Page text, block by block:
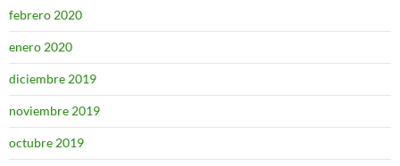
febrero 2020
enero 2020
diciembre 2019
noviembre 2019
octubre 2019